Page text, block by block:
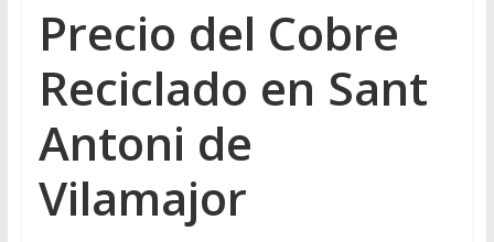
Precio del Cobre
Reciclado en Sant
Antoni de
Vilamajor